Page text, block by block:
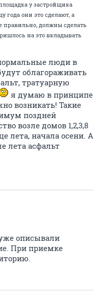
у застройщика
года они это сделают, а
правильно, должны сделать
на это вкладывать
люди в
облагораживать
тратуарную
я думаю в принципе
возникать! Такие
поздней
возле домов 1,2,3,8
лета, начала осени. А
лета асфальт
описывали
При приемке